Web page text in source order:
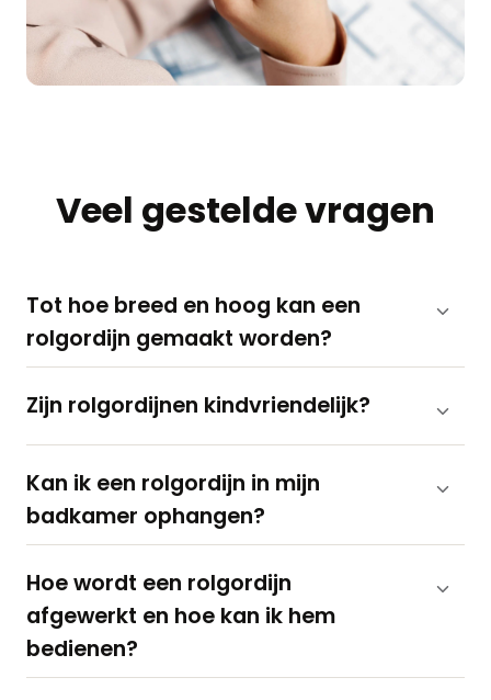
Veel gestelde vragen
Tot hoe breed en hoog kan een
rolgordijn gemaakt worden?
Zijn rolgordijnen kindvriendelijk?
Kan ik een rolgordijn in mijn
badkamer ophangen?
Hoe wordt een rolgordijn
afgewerkt en hoe kan ik hem
bedienen?